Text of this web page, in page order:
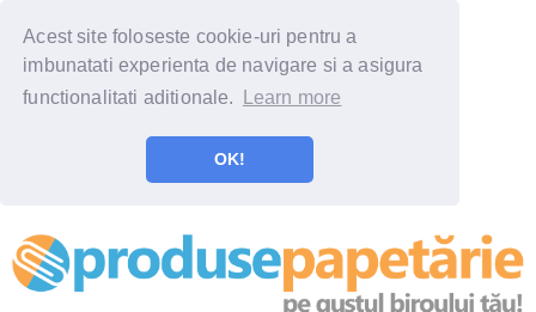
Acest site foloseste cookie-uri pentru a
imbunatati experienta de navigare si a asigura
functionalitati aditionale.
Learn more
OK!